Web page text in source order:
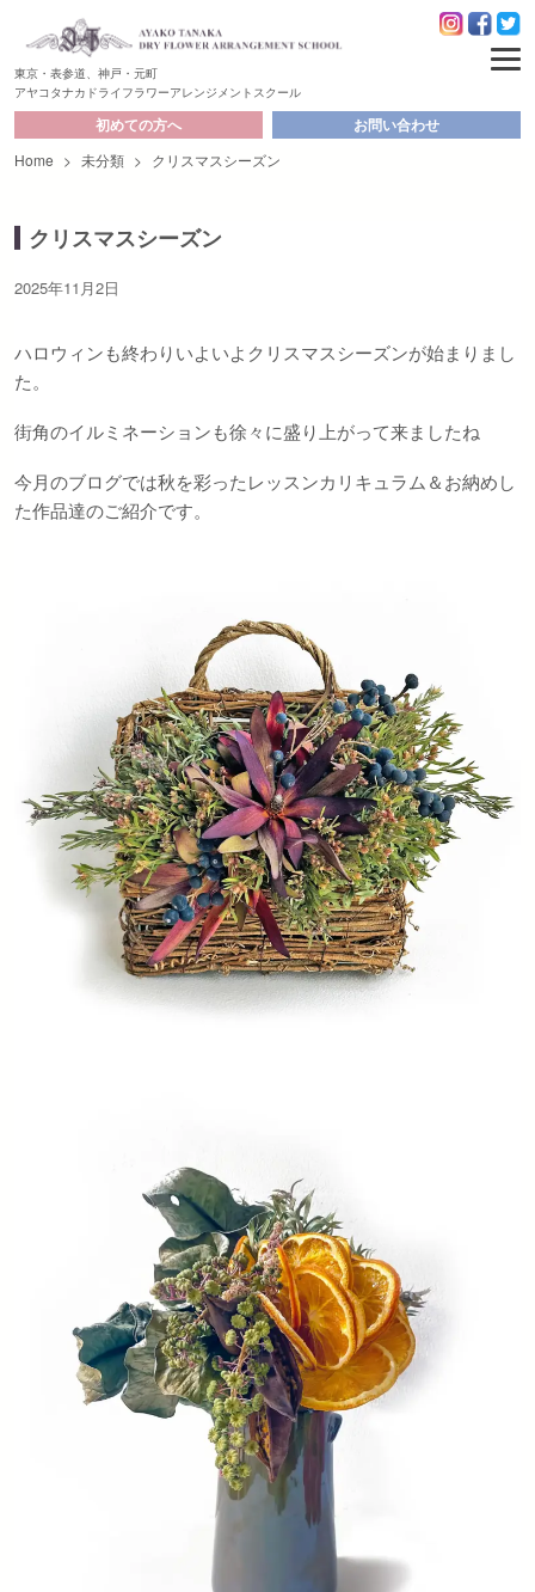
東京・表参道、神戸・元町
アヤコタナカドライフラワーアレンジメントスクール
初めての方へ お問い合わせ
Home > 未分類 > クリスマスシーズン
クリスマスシーズン
2025年11月2日
ハロウィンも終わりいよいよクリスマスシーズンが始まりまし
た。
街角のイルミネーションも徐々に盛り上がって来ましたね
今月のブログでは秋を彩ったレッスンカリキュラム＆お納めし
た作品達のご紹介です。